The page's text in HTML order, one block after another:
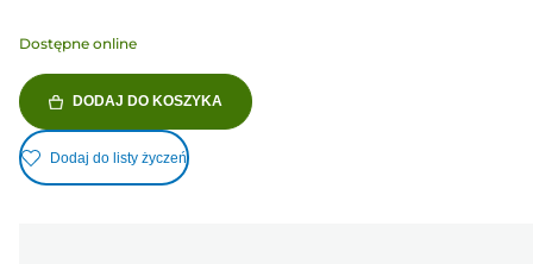
Dostępne online
DODAJ DO KOSZYKA
Dodaj do listy życzeń